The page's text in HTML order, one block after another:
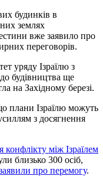
будинків в
землях
вже заявило про
переговорів.
уряду Ізраїлю з
будівництва ще
на Західному березі.
Ізраїлю можуть
з досягнення
конфлікту між Ізраїлем
близько 300 осіб,
про перемогу.